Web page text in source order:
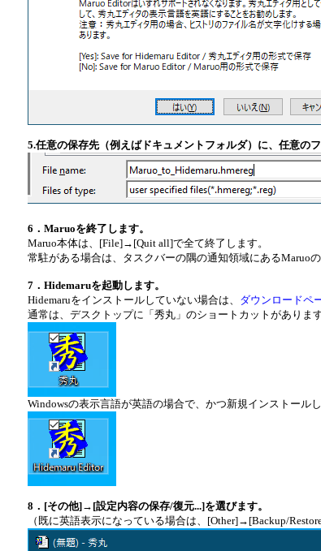
5.任意の保存先（例えばドキュメントフォルダ）に、任意の
6．Maruoを終了します。
Maruo本体は、[File]→[Quit all]で全て終了します。
常駐がある場合は、タスクバーの隅の通知領域にあるMaruo
7．Hidemaruを起動します。
Hidemaruをインストールしていない場合は、 ダウンロードペ
通常は、デスクトップに「秀丸」のショートカットがあります
Windowsの表示言語が英語の場合で、かつ新規インストール
8．[その他]→[設定内容の保存/復元...]を選びます。
（既に英語表示になっている場合は、[Other]→[Backup/Restore